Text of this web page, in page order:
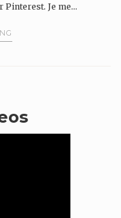
Pinterest. Je me…